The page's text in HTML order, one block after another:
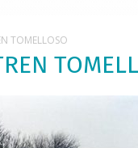
TOMELLOSO